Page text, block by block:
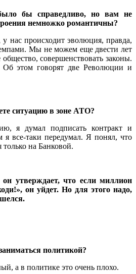
бы справедливо, но вам не
немножко романтичны?
нас происходит эволюция, правда,
Мы не можем еще двести лет
совершенствовать законы.
этом говорят две Революции и
ситуацию в зоне АТО?
я думал подписать контракт и
я все-таки передумал. Я понял, что
только на Банковой.
утверждает, что если миллион
он уйдет. Но для этого надо,
политикой?
а в политике это очень плохо.